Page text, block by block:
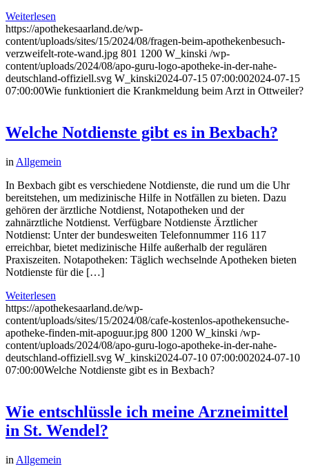
Weiterlesen
https://apothekesaarland.de/wp-
content/uploads/sites/15/2024/08/fragen-beim-apothekenbesuch-
verzweifelt-rote-wand.jpg 801 1200 W_kinski /wp-
content/uploads/2024/08/apo-guru-logo-apotheke-in-der-nahe-
deutschland-offiziell.svg W_kinski2024-07-15 07:00:002024-07-15
07:00:00Wie funktioniert die Krankmeldung beim Arzt in Ottweiler?
Welche Notdienste gibt es in Bexbach?
in Allgemein
In Bexbach gibt es verschiedene Notdienste, die rund um die Uhr
bereitstehen, um medizinische Hilfe in Notfällen zu bieten. Dazu
gehören der ärztliche Notdienst, Notapotheken und der
zahnärztliche Notdienst. Verfügbare Notdienste Ärztlicher
Notdienst: Unter der bundesweiten Telefonnummer 116 117
erreichbar, bietet medizinische Hilfe außerhalb der regulären
Praxiszeiten. Notapotheken: Täglich wechselnde Apotheken bieten
Notdienste für die […]
Weiterlesen
https://apothekesaarland.de/wp-
content/uploads/sites/15/2024/08/cafe-kostenlos-apothekensuche-
apotheke-finden-mit-apoguur.jpg 800 1200 W_kinski /wp-
content/uploads/2024/08/apo-guru-logo-apotheke-in-der-nahe-
deutschland-offiziell.svg W_kinski2024-07-10 07:00:002024-07-10
07:00:00Welche Notdienste gibt es in Bexbach?
Wie entschlüssle ich meine Arzneimittel
in St. Wendel?
in Allgemein